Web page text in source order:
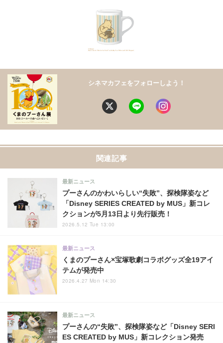
シネマカフェをフォローしよう！
関連記事
プーさんのかわいらしい“失敗”、探検隊姿など
「Disney SERIES CREATED by MUS」新コレ
クションが5月13日より先行販売！
最新ニュース
2026.5.12 Tue 13:00
くまのプーさん×宝塚歌劇コラボグッズ全19アイ
テムが発売中
最新ニュース
2026.4.27 Mon 14:30
プーさんの“失敗”、探検隊姿など「Disney SERI
ES CREATED by MUS」新コレクション発売
最新ニュース